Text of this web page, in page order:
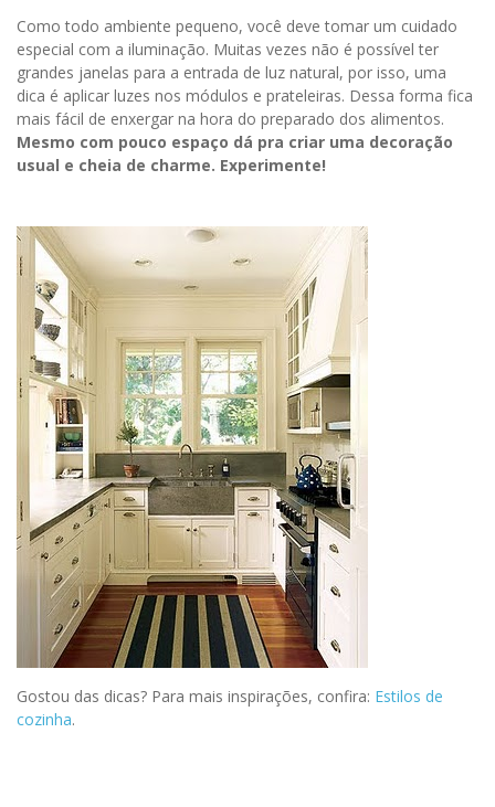
Como todo ambiente pequeno, você deve tomar um cuidado
especial com a iluminação. Muitas vezes não é possível ter
grandes janelas para a entrada de luz natural, por isso, uma
dica é aplicar luzes nos módulos e prateleiras. Dessa forma fica
mais fácil de enxergar na hora do preparado dos alimentos.
Mesmo com pouco espaço dá pra criar uma decoração
usual e cheia de charme. Experimente!
Gostou das dicas? Para mais inspirações, confira: Estilos de
cozinha.